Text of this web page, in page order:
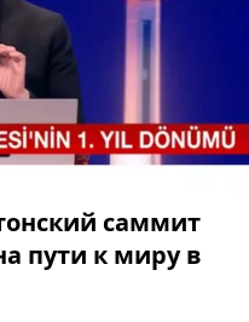
саммит
пути к миру в